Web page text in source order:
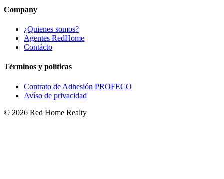
Company
¿Quienes somos?
Agentes RedHome
Contácto
Términos y políticas
Contrato de Adhesión PROFECO
Avíso de privacidad
© 2026 Red Home Realty